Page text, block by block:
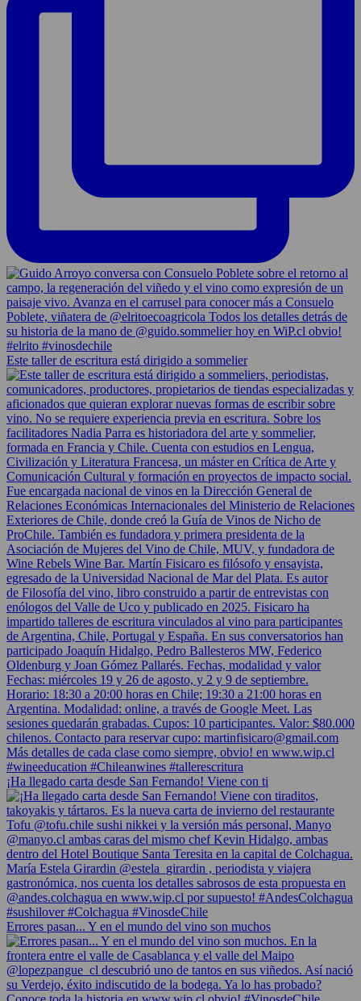
Este taller de escritura está dirigido a sommelier
¡Ha llegado carta desde San Fernando! Viene con ti
Errores pasan... Y en el mundo del vino son muchos